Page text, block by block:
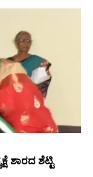
ಶಾರದ ಶೆಟ್ಟಿ